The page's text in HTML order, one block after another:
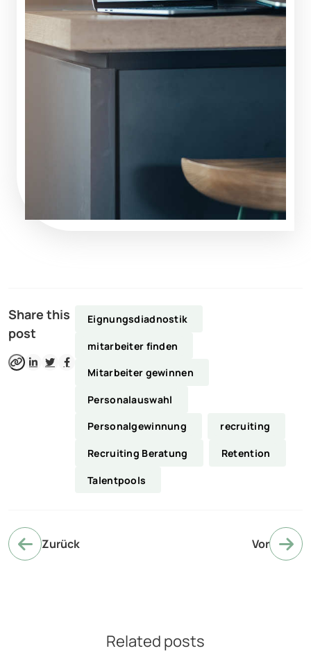
Share this
post
Eignungsdiadnostik
mitarbeiter finden
Mitarbeiter gewinnen
Personalauswahl
Personalgewinnung recruiting
Recruiting Beratung Retention
Talentpools
Zurück Vor
Related posts